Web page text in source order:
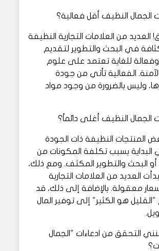
من العلامات التجارية النظيفة
في البحث والتطوير لتقديم
وفعالة للغاية تعتمد على علوم
الآمنة. الفعالية تأتي من جودة
وليس بالضرورة من وجود مواد
المنتجات النظيفة ذات الجودة
البداية بسبب تكلفة المكونات من
البحث والتطوير المكثف. ومع ذلك،
العديد من العلامات التجارية
معقولة. بالإضافة إلى ذلك، قد
هو الكثير" إلى توفير المال
التحقق من ادعاءات "الجمال